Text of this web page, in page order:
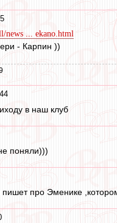
news ... ekano.html
- Карпин ))
в наш клуб
поняли)))
про Эменике